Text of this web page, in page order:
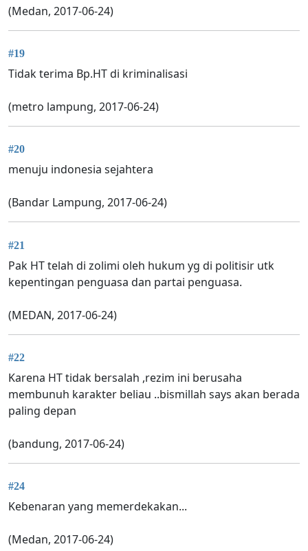
(Medan, 2017-06-24)
#19
Tidak terima Bp.HT di kriminalisasi
(metro lampung, 2017-06-24)
#20
menuju indonesia sejahtera
(Bandar Lampung, 2017-06-24)
#21
Pak HT telah di zolimi oleh hukum yg di politisir utk
kepentingan penguasa dan partai penguasa.
(MEDAN, 2017-06-24)
#22
Karena HT tidak bersalah ,rezim ini berusaha
membunuh karakter beliau ..bismillah says akan berada
paling depan
(bandung, 2017-06-24)
#24
Kebenaran yang memerdekakan...
(Medan, 2017-06-24)